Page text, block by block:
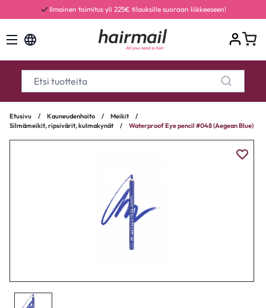
Ilmainen toimitus yli 225€ tilauksille suoraan liikkeeseen!
Etusivu / Kauneudenhoito / Meikit
/
Silmämeikit, ripsivärit, kulmakynät
/ Waterproof Eye pencil #048 (Aegean Blue)